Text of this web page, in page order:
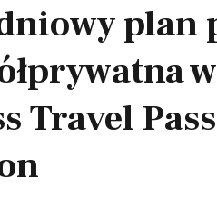
plan
Travel